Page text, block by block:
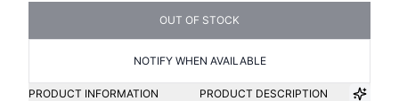
OUT OF STOCK
NOTIFY WHEN AVAILABLE
PRODUCT INFORMATION PRODUCT DESCRIPTION